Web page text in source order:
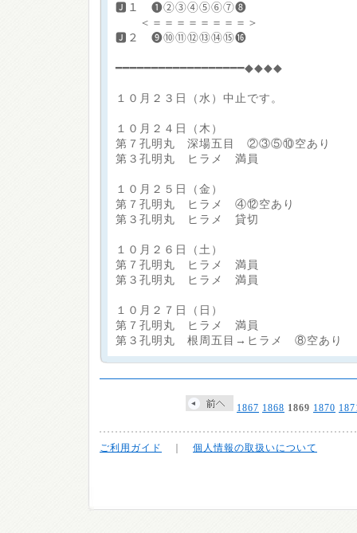
🅹１ ❶②③④⑤⑥⑦❽
＜＝＝＝＝＝＝＝＝＞
🅹２ ❾⑩⑪⑫⑬⑭⑮⓰
━━━━━━━━━━━━━━━━━━◆◆◆◆
１０月２３日（水）中止です。
１０月２４日（木）
第７孔明丸 深場五目 ②③⑤⑩空あり
第３孔明丸 ヒラメ 満員
１０月２５日（金）
第７孔明丸 ヒラメ ④⑫空あり
第３孔明丸 ヒラメ 貸切
１０月２６日（土）
第７孔明丸 ヒラメ 満員
第３孔明丸 ヒラメ 満員
１０月２７日（日）
第７孔明丸 ヒラメ 満員
第３孔明丸 根周五目→ヒラメ ⑧空あり
1867 1868 1869 1870
ご利用ガイド 個人情報の取扱いについて